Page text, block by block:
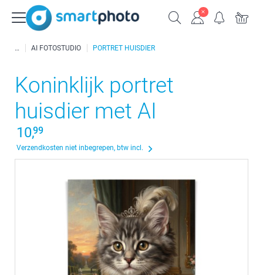
AI FOTOSTUDIO PORTRET HUISDIER
Koninklijk portret
huisdier met AI
10,99
Verzendkosten niet inbegrepen, btw incl.